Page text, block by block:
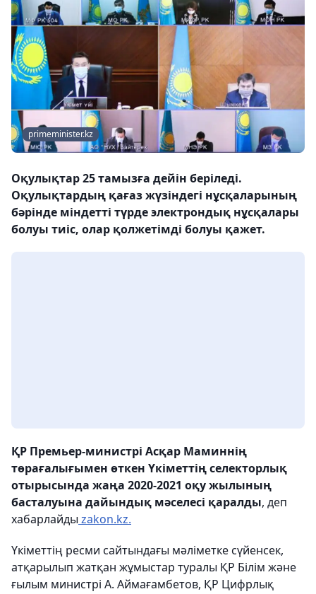
primeminister.kz
Оқулықтар 25 тамызға дейін беріледі.
Оқулықтардың қағаз жүзіндегі нұсқаларының
бәрінде міндетті түрде электрондық нұсқалары
болуы тиіс, олар қолжетімді болуы қажет.
ҚР Премьер-министрі Асқар Маминнің
төрағалығымен өткен Үкіметтің селекторлық
отырысында жаңа 2020-2021 оқу жылының
басталуына дайындық мәселесі қаралды, деп
хабарлайды zakon.kz.
Үкіметтің ресми сайтындағы мәліметке сүйенсек,
атқарылып жатқан жұмыстар туралы ҚР Білім және
ғылым министрі А. Аймағамбетов, ҚР Цифрлық